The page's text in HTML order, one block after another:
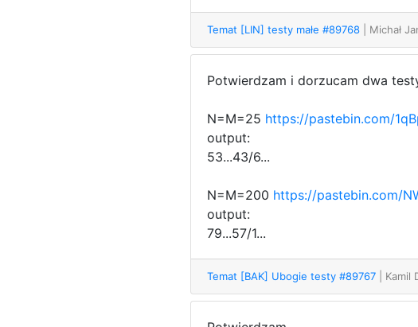
Temat [LIN] testy małe #89768 | Michał
Potwierdzam i dorzucam dwa
N=M=25 https://pastebin.com/
output:
53...43/6...
N=M=200 https://pastebin.com/
output:
79...57/1...
Temat [BAK] Ubogie testy #89767 |